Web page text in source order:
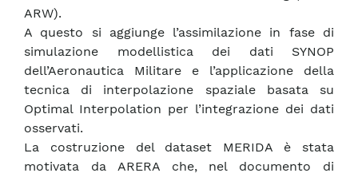
ARW).
A questo si aggiunge l’assimilazione in fase di
simulazione modellistica dei dati SYNOP
dell’Aeronautica Militare e l’applicazione della
tecnica di interpolazione spaziale basata su
Optimal Interpolation per l’integrazione dei dati
osservati.
La costruzione del dataset MERIDA è stata
motivata da ARERA che, nel documento di